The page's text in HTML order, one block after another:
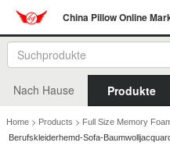
China Pillow Online
Nach Hause Produkte
Home > Products > Full Size Memory
Berufskleiderhemd-Sofa-